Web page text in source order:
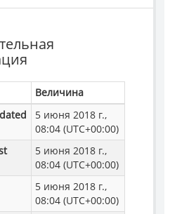
Величина
5 июня 2018 г.,
08:04 (UTC+00:00)
5 июня 2018 г.,
08:04 (UTC+00:00)
5 июня 2018 г.,
08:04 (UTC+00:00)